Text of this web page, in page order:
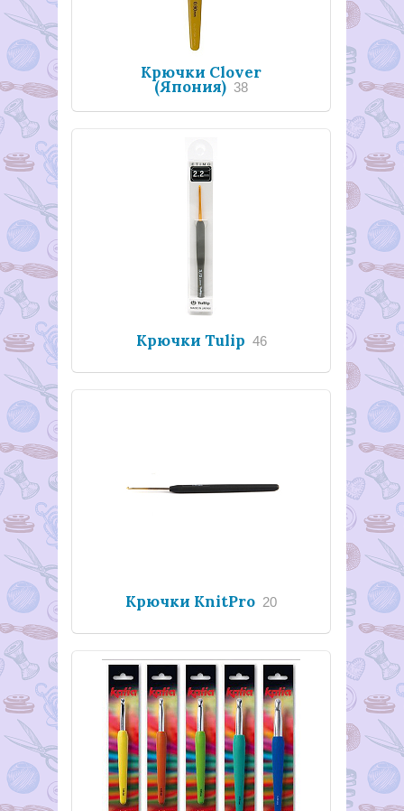
Крючки Clover
(Япония) 38
Крючки Tulip 46
Крючки KnitPro 20